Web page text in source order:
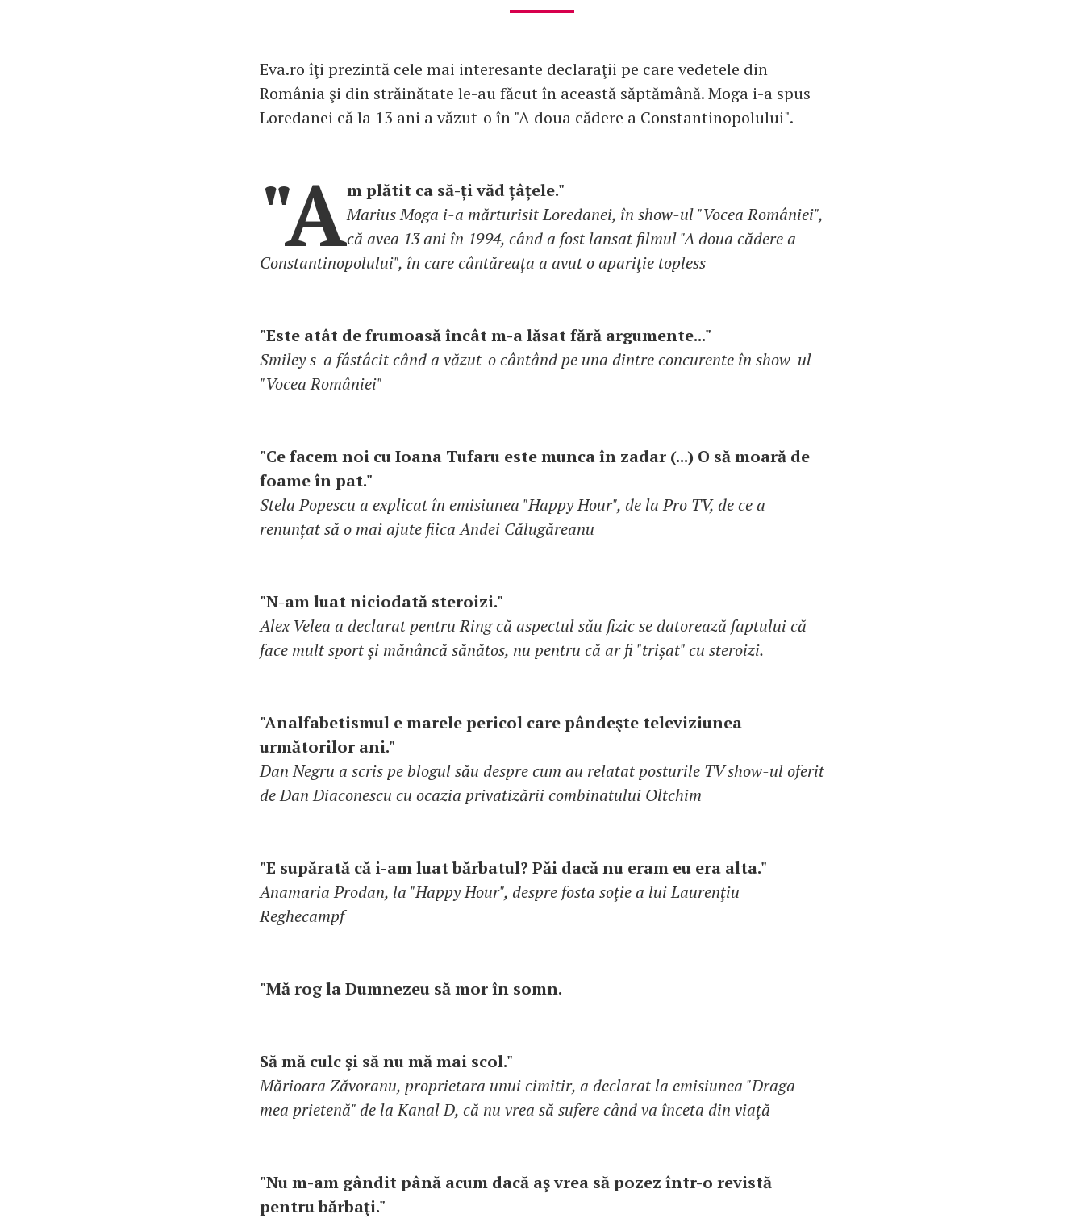
Eva.ro îţi prezintă cele mai interesante declaraţii pe care vedetele din
România şi din străinătate le-au făcut în această săptămână. Moga i-a spus
Loredanei că la 13 ani a văzut-o în "A doua cădere a Constantinopolului".
"Am plătit ca să-ți văd țâțele."
Marius Moga i-a mărturisit Loredanei, în show-ul "Vocea României",
că avea 13 ani în 1994, când a fost lansat filmul "A doua cădere a
Constantinopolului", în care cântăreața a avut o apariţie topless
"Este atât de frumoasă încât m-a lăsat fără argumente..."
Smiley s-a fâstâcit când a văzut-o cântând pe una dintre concurente în show-ul
"Vocea României"
"Ce facem noi cu Ioana Tufaru este munca în zadar (...) O să moară de
foame în pat."
Stela Popescu a explicat în emisiunea "Happy Hour", de la Pro TV, de ce a
renunțat să o mai ajute fiica Andei Călugăreanu
"N-am luat niciodată steroizi."
Alex Velea a declarat pentru Ring că aspectul său fizic se datorează faptului că
face mult sport şi mănâncă sănătos, nu pentru că ar fi "trişat" cu steroizi.
"Analfabetismul e marele pericol care pândeşte televiziunea
următorilor ani."
Dan Negru a scris pe blogul său despre cum au relatat posturile TV show-ul oferit
de Dan Diaconescu cu ocazia privatizării combinatului Oltchim
"E supărată că i-am luat bărbatul? Păi dacă nu eram eu era alta."
Anamaria Prodan, la "Happy Hour", despre fosta soţie a lui Laurenţiu
Reghecampf
"Mă rog la Dumnezeu să mor în somn.
Să mă culc şi să nu mă mai scol."
Mărioara Zăvoranu, proprietara unui cimitir, a declarat la emisiunea "Draga
mea prietenă" de la Kanal D, că nu vrea să sufere când va înceta din viaţă
"Nu m-am gândit până acum dacă aş vrea să pozez într-o revistă
pentru bărbaţi."